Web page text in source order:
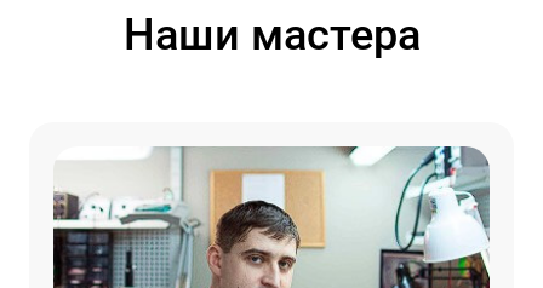
Наши мастера